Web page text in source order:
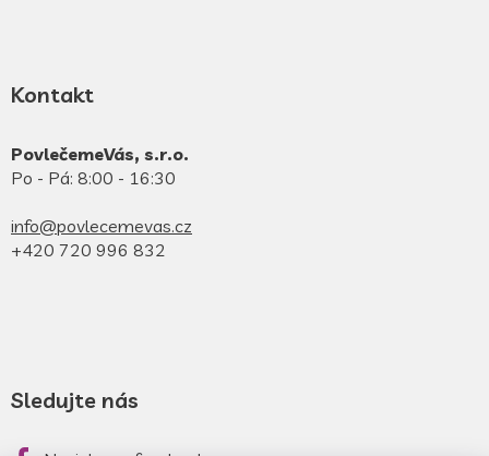
Kontakt
PovlečemeVás, s.r.o.
Po - Pá: 8:00 - 16:30
info@povlecemevas.cz
+420 720 996 832
Sledujte nás